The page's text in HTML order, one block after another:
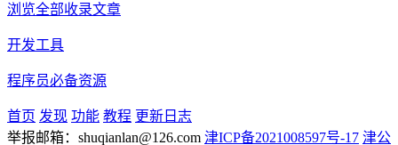
浏览全部收录文章
开发工具
程序员必备资源
首页 发现 功能 教程 更新日志
举报邮箱：shuqianlan@126.com 津ICP备2021008597号-17 津公